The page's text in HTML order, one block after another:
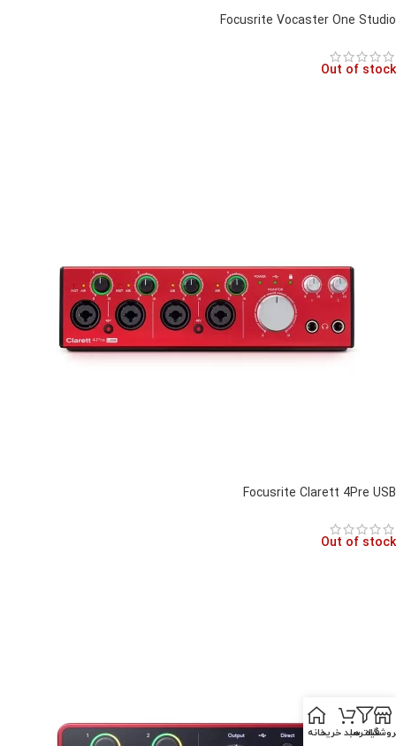
Focusrite Vocaster One Studio
Out of stock
Focusrite Clarett 4Pre USB
Out of stock
فیلترهاسبد خریدخانه